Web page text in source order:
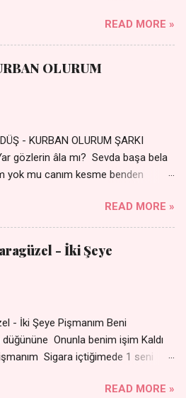
gibi Eser yar içimden Bir kıza sevdalı
hançer Geceler susmuyor Yaralı
Tu yi bihare min Ez ji payizim Li
im Adını sayıklar Uykusuz
Sessiz ve kederli
READ MORE »
OLURUM
- KURBAN OLURUM ŞARKI
gözlerin âla mı? Sevda başa bela
yok mu canım kesme benden
Ben sana yoldaş olurum
- Sen gülümse bi yol bulurum
dağ olurum Ben sana sevda olurum
Can canım cananım Yar gözlerin
bana varman mı? - Sen üzülme bi
kurban olurum.. - Sen gülümse
Yaslanırsan dağ olurum Ben
olurum kurban olurum Can canım
READ MORE »
- İki Şeye
- İki Şeye Pişmanım Beni
düğününe Onunla benim işim Kaldı
Sigara içtiğimede 1 seni
vazgeçtim SendenREAD MORE »